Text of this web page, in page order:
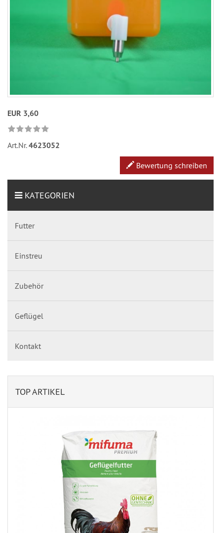
EUR 3,60
Art.Nr.4623052
Bewertung schreiben
KATEGORIEN
Futter
Einstreu
Zubehör
Geflügel
Kontakt
TOP ARTIKEL